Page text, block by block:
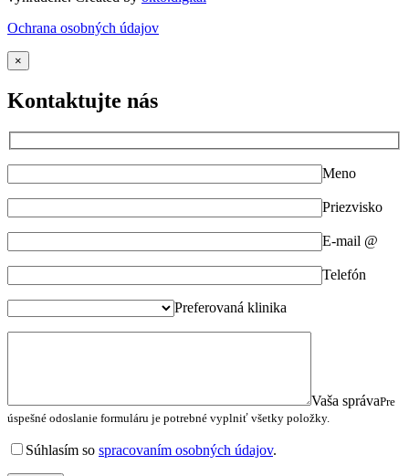
Ochrana osobných údajov
×
Kontaktujte nás
Meno
Priezvisko
E-mail @
Telefón
Preferovaná klinika
Vaša správaPre
úspešné odoslanie formuláru je potrebné vyplniť všetky položky.
Súhlasím so spracovaním osobných údajov.